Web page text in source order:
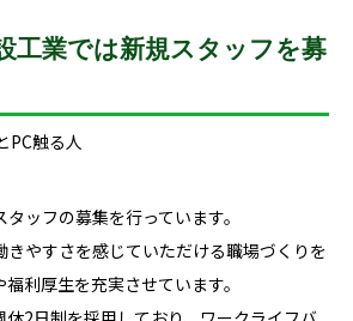
工業では新規スタッフを募
ッフの募集を行っています。
きやすさを感じていただける職場づくりを
利厚生を充実させています。